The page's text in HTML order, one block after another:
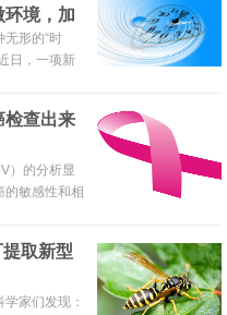
境，加
形的“时
日，一项新
检查出来
）的分析显
敏感性和相
取新型
家们发现：